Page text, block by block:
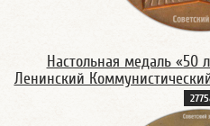
Настольная медаль «50
Ленинский